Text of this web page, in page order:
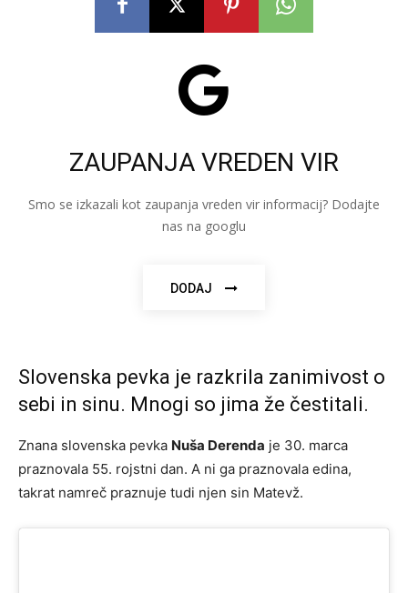
ZAUPANJA VREDEN VIR
Smo se izkazali kot zaupanja vreden vir informacij? Dodajte
nas na googlu
DODAJ
Slovenska pevka je razkrila zanimivost o
sebi in sinu. Mnogi so jima že čestitali.
Znana slovenska pevka Nuša Derenda je 30. marca
praznovala 55. rojstni dan. A ni ga praznovala edina,
takrat namreč praznuje tudi njen sin Matevž.